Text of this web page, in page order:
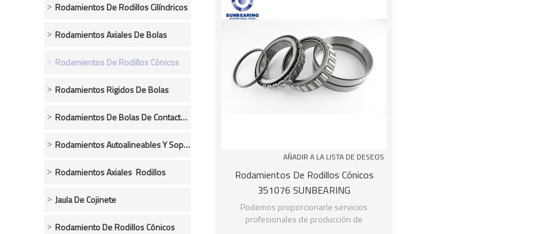
Rodamientos De Rodillos Cilíndricos
Rodamientos Axiales De Bolas
Rodamientos De Rodillos Cónicos
Rodamientos Rigidos De Bolas
Rodamientos De Bolas De Contacto Angular
Rodamientos Autoalineables Y Soportes
Rodamientos Axiales  Rodillos
Jaula De Cojinete
Rodamiento De Rodillos Cónicos
AÑADIR A LA LISTA DE DESEOS
Rodamientos De Rodillos Cónicos
351076 SUNBEARING
Podemos proporcionarle servicios
profesionales de producción de